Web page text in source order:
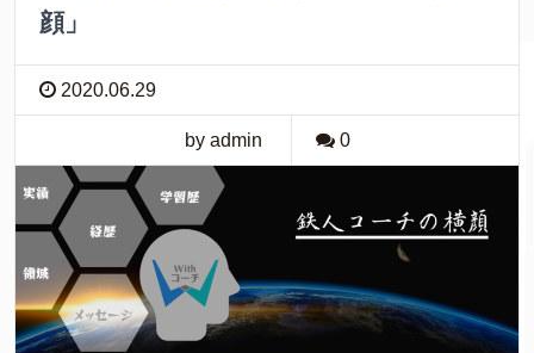
顔」
2020.06.29
by admin 0